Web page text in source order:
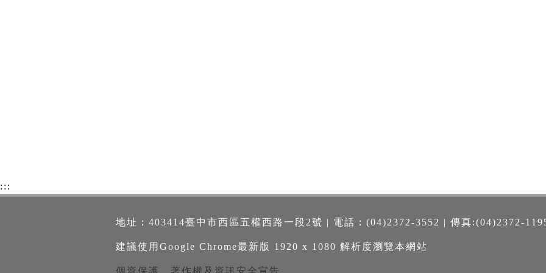
:::
地址：403414臺中市西區五權西路一段2號 | 電話：(04)2372-3552 | 傳真:(04)2372-
建議使用Google Chrome最新版 1920 x 1080 解析度瀏覽本網站